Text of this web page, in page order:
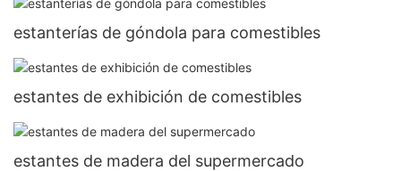
estanterías de góndola para comestibles
estantes de exhibición de comestibles
estantes de madera del supermercado